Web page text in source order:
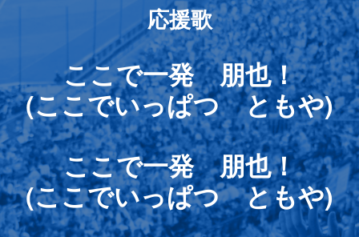
応援歌
ここで一発 朋也！
(ここでいっぱつ ともや)
ここで一発 朋也！
(ここでいっぱつ ともや)